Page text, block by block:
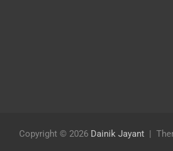
Copyright © 2026 Dainik Jayant